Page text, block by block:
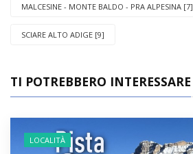
MALCESINE - MONTE BALDO - PRA ALPESINA [7]
SCIARE ALTO ADIGE [9]
TI POTREBBERO INTERESSARE
LOCALITÀ